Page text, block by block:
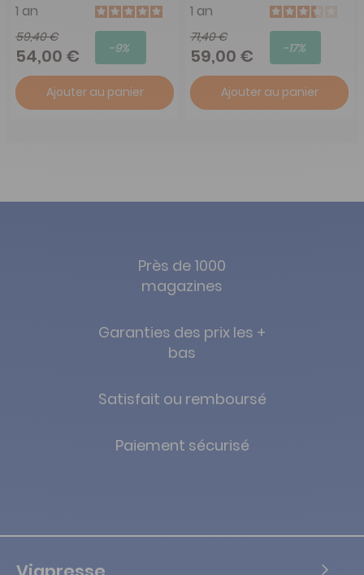
1 an
59,40 €
54,00 € -9%
Ajouter au panier
1 an
71,40 €
59,00 € -17%
Ajouter au panier
Près de 1000
magazines
Garanties des prix les +
bas
Satisfait ou remboursé
Paiement sécurisé